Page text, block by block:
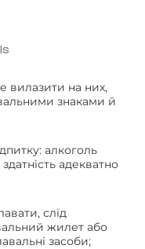
вилазити на них,
знаками й
алкоголь
адекватно
слід
жилет або
засоби;